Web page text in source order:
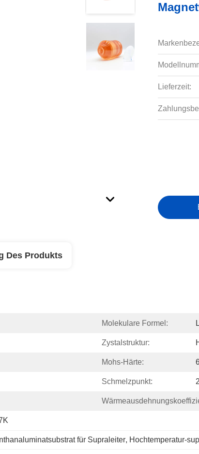
Lieferzeit:
Des Produkts
Molekulare Formel:
Zystalstruktur:
Mohs-Härte:
Schmelzpunkt:
für Supraleiter, Hochtemperatur-